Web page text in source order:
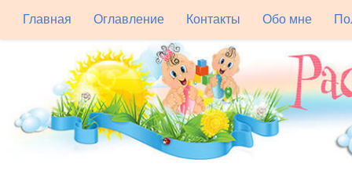
Главная Оглавление Контакты Обо мне